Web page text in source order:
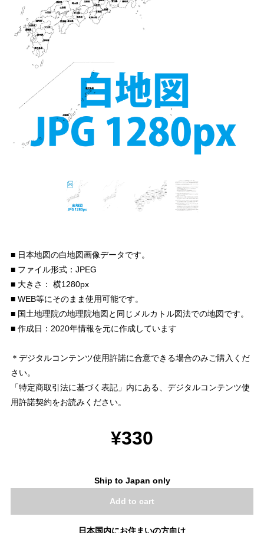
■ 日本地図の白地図画像データです。
■ ファイル形式：JPEG
■ 大きさ： 横1280px
■ WEB等にそのまま使用可能です。
■ 国土地理院の地理院地図と同じメルカトル図法での地図です。
■ 作成日：2020年情報を元に作成しています
＊デジタルコンテンツ使用許諾に合意できる場合のみご購入くだ
さい。
「特定商取引法に基づく表記」内にある、デジタルコンテンツ使
用許諾契約をお読みください。
¥330
Ship to Japan only
Add to cart
日本国内にお住まいの方向け